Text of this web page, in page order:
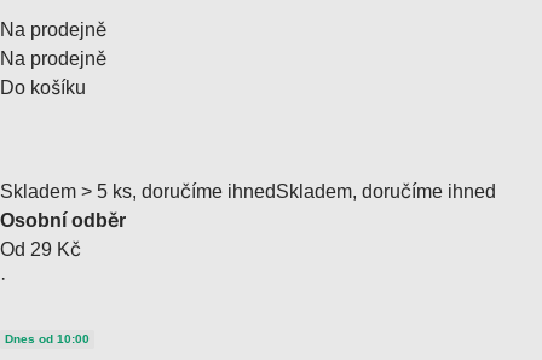
Na prodejně
Na prodejně
Do košíku
Skladem > 5 ks, doručíme ihnedSkladem, doručíme ihned
Osobní odběr
Od 29 Kč
·
Dnes od 10:00